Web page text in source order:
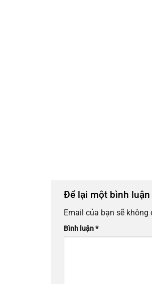
Để lại một bình luận
Email của bạn sẽ
Bình luận*
Alternative: